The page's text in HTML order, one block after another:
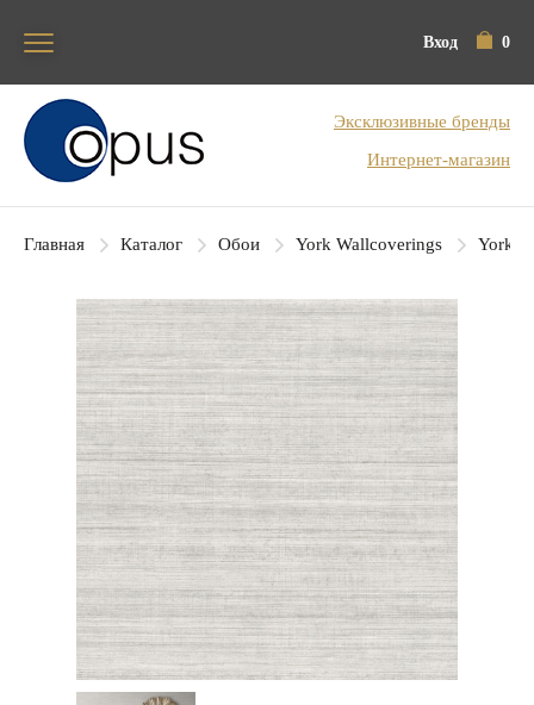
Вход 0
Блок поиска
Эксклюзивные бренды
Интернет-магазин
Главная Каталог Обои York Wallcoverings York